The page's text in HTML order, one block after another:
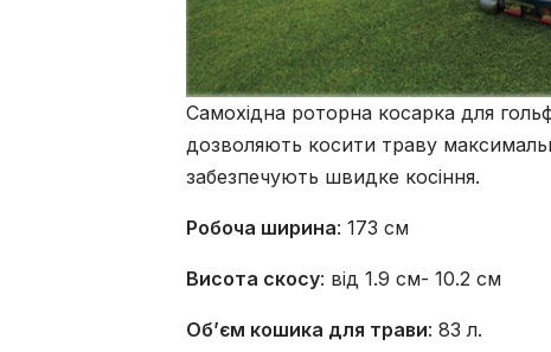
Самохідна роторна косарка для
дозволяють косити траву
забезпечують швидке косіння.
Робоча ширина: 173 см
Висота скосу: від 1.9 см- 10.2 см
Об’єм кошика для трави: 83 л.